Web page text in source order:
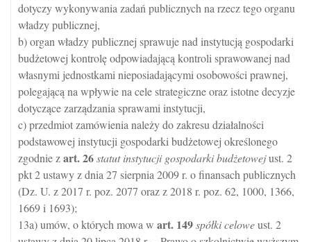
dotyczy wykonywania zadań publicznych na rzecz tego organu
władzy publicznej,
b) organ władzy publicznej sprawuje nad instytucją gospodarki
budżetowej kontrolę odpowiadającą kontroli sprawowanej nad
własnymi jednostkami nieposiadającymi osobowości prawnej,
polegającą na wpływie na cele strategiczne oraz istotne decyzje
dotyczące zarządzania sprawami instytucji,
c) przedmiot zamówienia należy do zakresu działalności
podstawowej instytucji gospodarki budżetowej określonego
zgodnie zart.26statut instytucji gospodarki budżetowejust. 2
pkt 2 ustawy z dnia 27 sierpnia 2009 r. o finansach publicznych
(Dz. U. z 2017 r. poz. 2077 oraz z 2018 r. poz. 62, 1000, 1366,
1669 i 1693);
13a) umów, o których mowa w art. 149spółki celoweust. 2